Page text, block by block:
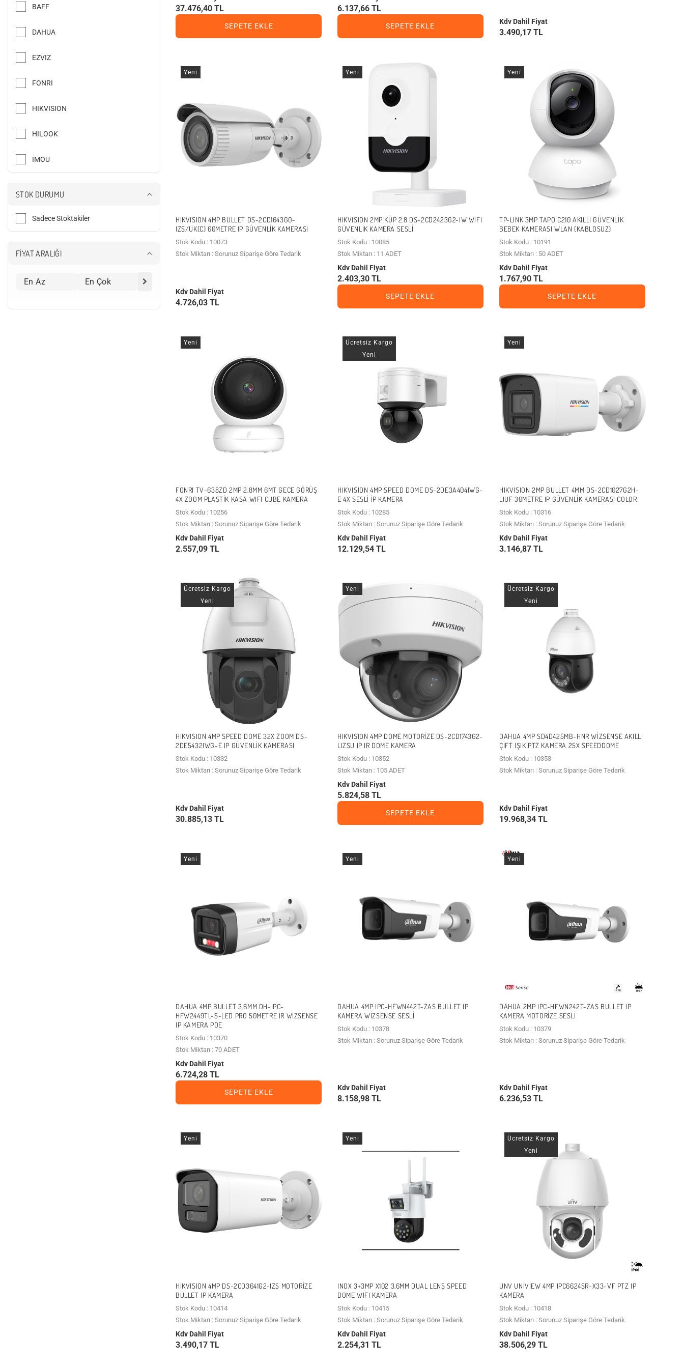
r
BAFF
DAHUA
EZVIZ
FONRI
HIKVISION
HILOOK
IMOU
INOX
TP-LINK
TTEC
STOK DURUMU
Sadece Stoktakiler
FİYAT ARALIĞI
37.476,40 TL
SEPETE EKLE
6.137,66 TL
SEPETE EKLE
Kdv Dahil Fiyat
3.490,17 TL
Yeni
HIKVISION 4MP BULLET DS-2CD1643G0-
IZS/UK(C) 60METRE IP GÜVENLIK KAMERASI
Stok Kodu : 10073
Stok Miktarı : Sorunuz Siparişe Göre Tedarik
Kdv Dahil Fiyat
4.726,03 TL
Yeni
HIKVISION 2MP KÜP 2.8 DS-2CD2423G2-IW WIFI
GÜVENLIK KAMERA SESLI
Stok Kodu : 10085
Stok Miktarı : 11 ADET
Kdv Dahil Fiyat
2.403,30 TL
SEPETE EKLE
Yeni
TP-LINK 3MP TAPO C210 AKILLI GÜVENLIK
BEBEK KAMERASI WLAN (KABLOSUZ)
Stok Kodu : 10191
Stok Miktarı : 50 ADET
Kdv Dahil Fiyat
1.767,90 TL
SEPETE EKLE
Yeni
FONRI TV-638ZD 2MP 2.8MM 6MT GECE GÖRÜŞ
4X ZOOM PLASTIK KASA WIFI CUBE KAMERA
Stok Kodu : 10256
Stok Miktarı : Sorunuz Siparişe Göre Tedarik
Kdv Dahil Fiyat
2.557,09 TL
Ücretsiz Kargo
Yeni
HIKVISION 4MP SPEED DOME DS-2DE3A404IWG-
E 4X SESLI İP KAMERA
Stok Kodu : 10285
Stok Miktarı : Sorunuz Siparişe Göre Tedarik
Kdv Dahil Fiyat
12.129,54 TL
Yeni
HIKVISION 2MP BULLET 4MM DS-2CD1027G2H-
LIUF 30METRE IP GÜVENLIK KAMERASI COLOR
Stok Kodu : 10316
Stok Miktarı : Sorunuz Siparişe Göre Tedarik
Kdv Dahil Fiyat
3.146,87 TL
Ücretsiz Kargo
Yeni
HIKVISION 4MP SPEED DOME 32X ZOOM DS-
2DE5432IWG-E IP GÜVENLIK KAMERASI
Stok Kodu : 10332
Stok Miktarı : Sorunuz Siparişe Göre Tedarik
Kdv Dahil Fiyat
30.885,13 TL
Yeni
HIKVISION 4MP DOME MOTORIZE DS-2CD1743G2-
LIZSU IP IR DOME KAMERA
Stok Kodu : 10352
Stok Miktarı : 105 ADET
Kdv Dahil Fiyat
5.824,58 TL
SEPETE EKLE
Ücretsiz Kargo
Yeni
DAHUA 4MP SD4D425MB-HNR WIZSENSE AKILLI
ÇIFT IŞIK PTZ KAMERA 25X SPEEDDOME
Stok Kodu : 10353
Stok Miktarı : Sorunuz Siparişe Göre Tedarik
Kdv Dahil Fiyat
19.968,34 TL
Yeni
DAHUA 4MP BULLET 3,6MM DH-IPC-
HFW2449TL-S-LED PRO 50METRE IR WIZSENSE
IP KAMERA POE
Stok Kodu : 10370
Stok Miktarı : 70 ADET
Kdv Dahil Fiyat
6.724,28 TL
SEPETE EKLE
Yeni
DAHUA 4MP IPC-HFWN442T-ZAS BULLET IP
KAMERA WIZSENSE SESLI
Stok Kodu : 10378
Stok Miktarı : Sorunuz Siparişe Göre Tedarik
Kdv Dahil Fiyat
8.158,98 TL
Yeni
DAHUA 2MP IPC-HFWN242T-ZAS BULLET IP
KAMERA MOTORIZE SESLI
Stok Kodu : 10379
Stok Miktarı : Sorunuz Siparişe Göre Tedarik
Kdv Dahil Fiyat
6.236,53 TL
Yeni
HIKVISION 4MP DS-2CD3641G2-IZS MOTORIZE
BULLET IP KAMERA
Stok Kodu : 10414
Stok Miktarı : Sorunuz Siparişe Göre Tedarik
Kdv Dahil Fiyat
3.490,17 TL
Yeni
INOX 3+3MP X102 3.6MM DUAL LENS SPEED
DOME WIFI KAMERA
Stok Kodu : 10415
Stok Miktarı : Sorunuz Siparişe Göre Tedarik
Kdv Dahil Fiyat
2.254,31 TL
Ücretsiz Kargo
Yeni
UNV UNIVIEW 4MP IPC6624SR-X33-VF PTZ IP
KAMERA
Stok Kodu : 10418
Stok Miktarı : Sorunuz Siparişe Göre Tedarik
Kdv Dahil Fiyat
38.506,29 TL